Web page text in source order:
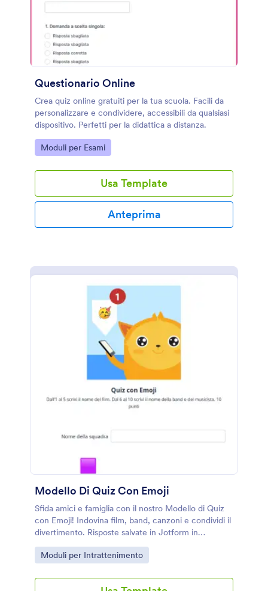
Questionario Online
Crea quiz online gratuiti per la tua scuola. Facili da
personalizzare e condividere, accessibili da qualsiasi
dispositivo. Perfetti per la didattica a distanza.
Go to Category:
Moduli per Esami
Usa Template
Anteprima
Modello Di Quiz Con Emoji
Sfida amici e famiglia con il nostro Modello di Quiz
con Emoji! Indovina film, band, canzoni e condividi il
divertimento. Risposte salvate in Jotform in
sicurezza.
Go to Category:
Moduli per Intrattenimento